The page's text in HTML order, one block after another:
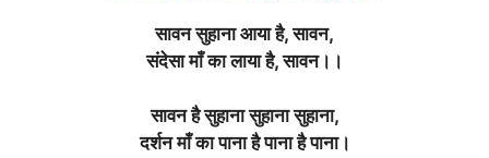
सावन सुहाना आया है, सावन,
संदेसा माँ का लाया है, सावन।।
सावन है सुहाना सुहाना सुहाना,
दर्शन माँ का पाना है पाना है पाना।